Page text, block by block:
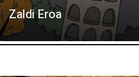
Zaldi Eroa